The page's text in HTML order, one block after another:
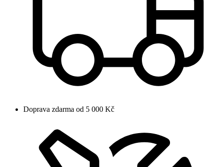
Doprava zdarma od 5 000 Kč